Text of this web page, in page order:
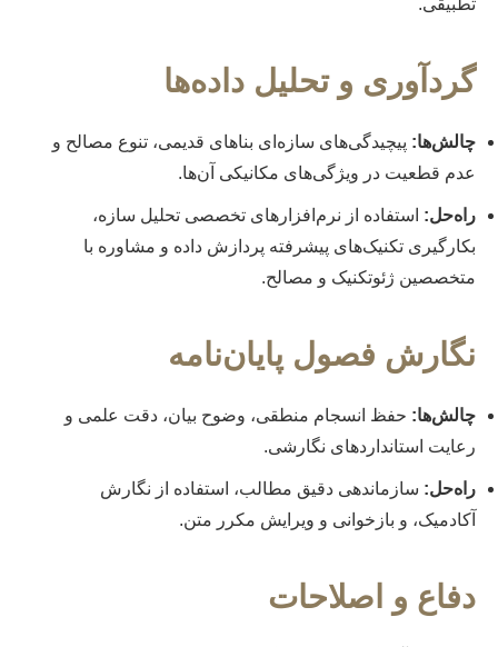
تطبیقی.
گردآوری و تحلیل داده‌ها
چالش‌ها: پیچیدگی‌های سازه‌ای بناهای قدیمی، تنوع مصالح و
عدم قطعیت در ویژگی‌های مکانیکی آن‌ها.
راه‌حل: استفاده از نرم‌افزارهای تخصصی تحلیل سازه،
بکارگیری تکنیک‌های پیشرفته پردازش داده و مشاوره با
متخصصین ژئوتکنیک و مصالح.
نگارش فصول پایان‌نامه
چالش‌ها: حفظ انسجام منطقی، وضوح بیان، دقت علمی و
رعایت استانداردهای نگارشی.
راه‌حل: سازماندهی دقیق مطالب، استفاده از نگارش
آکادمیک، و بازخوانی و ویرایش مکرر متن.
دفاع و اصلاحات